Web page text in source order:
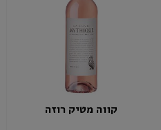
קווה מטיק רוזה